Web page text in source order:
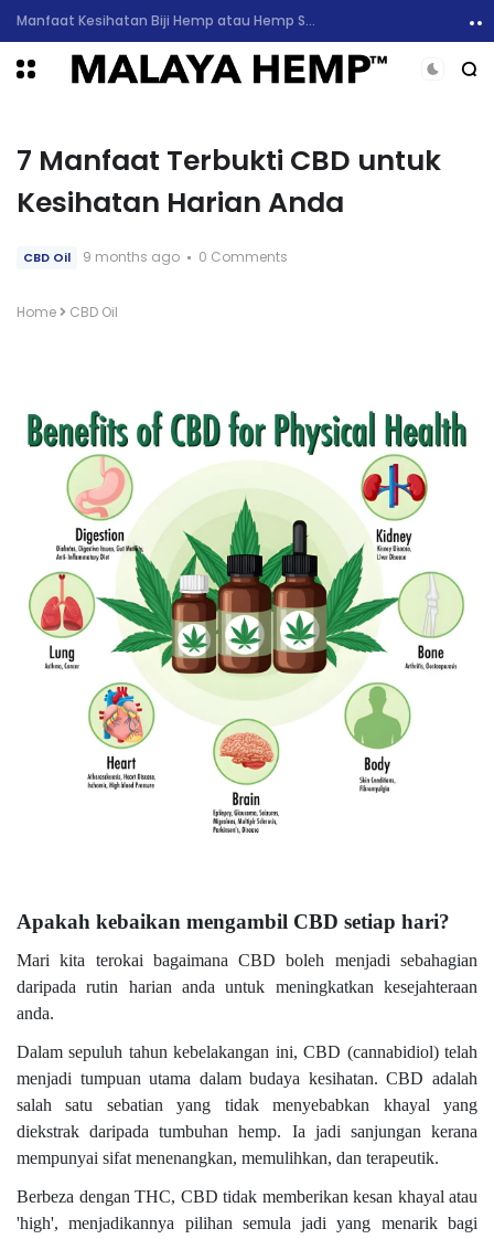
6 Manfaat Kesihatan Minyak CBD dan Sekilas Mengenai Kesan Sampingan
7 Manfaat Terbukti CBD untuk
Kesihatan Harian Anda
CBD Oil 9 months ago 0 Comments
Home CBD Oil
Apakah kebaikan mengambil CBD setiap hari?
Mari kita terokai bagaimana CBD boleh menjadi sebahagian
daripada rutin harian anda untuk meningkatkan kesejahteraan
anda.
Dalam sepuluh tahun kebelakangan ini, CBD (cannabidiol) telah
menjadi tumpuan utama dalam budaya kesihatan. CBD adalah
salah satu sebatian yang tidak menyebabkan khayal yang
diekstrak daripada tumbuhan hemp. Ia jadi sanjungan kerana
mempunyai sifat menenangkan, memulihkan, dan terapeutik.
Berbeza dengan THC, CBD tidak memberikan kesan khayal atau
'high', menjadikannya pilihan semula jadi yang menarik bagi